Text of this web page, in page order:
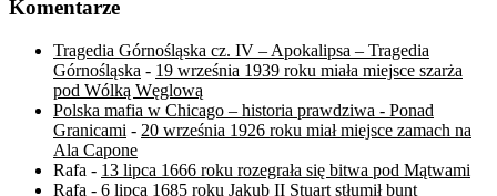
Komentarze
Tragedia Górnośląska cz. IV – Apokalipsa – Tragedia
Górnośląska - 19 września 1939 roku miała miejsce szarża
pod Wólką Węglową
Polska mafia w Chicago – historia prawdziwa - Ponad
Granicami - 20 września 1926 roku miał miejsce zamach na
Ala Capone
Rafa - 13 lipca 1666 roku rozegrała się bitwa pod Mątwami
Rafa - 6 lipca 1685 roku Jakub II Stuart stłumił bunt